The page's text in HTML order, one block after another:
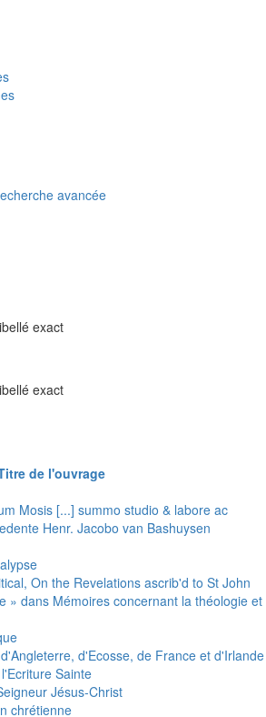
avancée
exact
exact
de l'ouvrage
Mosis [...] summo studio & labore ac
Henr. Jacobo van Bashuysen
On the Revelations ascrib'd to St John
» dans Mémoires concernant la théologie et
d'Ecosse, de France et d'Irlande
Sainte
Jésus-Christ
chrétienne